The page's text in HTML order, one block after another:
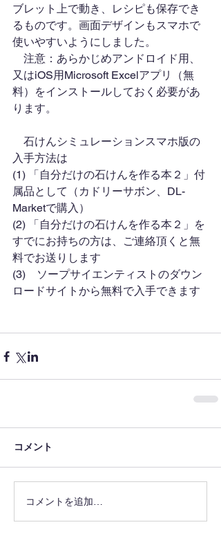
ブレット上で動き、レシピも保存でき
るものです。画面デザインもスマホで
使いやすいようにしました。
注意：あらかじめアンドロイド用、
又はiOS用Microsoft Excelアプリ（無
料）をインストールしておく必要があ
ります。
石けんシミュレーションスマホ版の
入手方法は
(1) 「自分だけの石けんを作る本２」付
属品として（カドリーサボン、DL-
Marketで購入）
(2) 「自分だけの石けんを作る本２」を
すでにお持ちの方は、ご連絡頂くと無
料でお送りします
(3)　ソープサイエンティストのダウン
ロードサイトから無料で入手できます
コメント
コメントを追加…